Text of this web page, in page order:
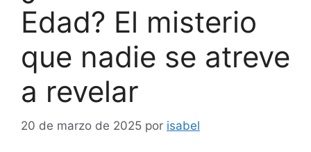
Edad? El misterio
que nadie se atreve
a revelar
20 de marzo de 2025 por isabel